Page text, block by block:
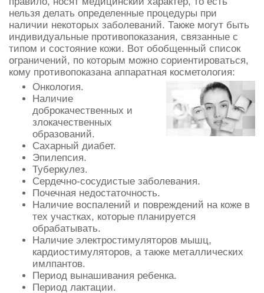
нельзя делать определенные процедуры при
наличии некоторых заболеваний. Также могут быть
индивидуальные противопоказания, связанные с
типом и состояние кожи. Вот обобщенный список
ограничений, по которым можно сориентироваться,
кому противопоказана аппаратная косметология:
Онкология.
Наличие
доброкачественных и
злокачественных
образований.
Сахарный диабет.
Эпилепсия.
Туберкулез.
Сердечно-сосудистые заболевания.
Почечная недостаточность.
Наличие воспалений и повреждений на коже в
тех участках, которые планируется
обрабатывать.
Наличие электростимуляторов мышц,
кардиостимуляторов, а также металлических
имлпантов.
Период вынашивания ребенка.
Период лактации.